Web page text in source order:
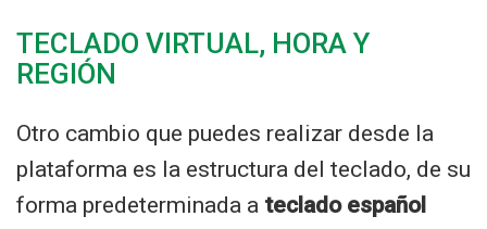
TECLADO VIRTUAL, HORA Y
REGIÓN
Otro cambio que puedes realizar desde la
plataforma es la estructura del teclado, de su
forma predeterminada a teclado español